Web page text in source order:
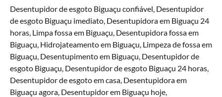
Desentupidor de esgoto Biguaçu confiável, Desentupidor
de esgoto Biguaçu imediato, Desentupidora em Biguaçu 24
horas, Limpa fossa em Biguaçu, Desentupidora fossa em
Biguaçu, Hidrojateamento em Biguaçu, Limpeza de fossa em
Biguaçu, Desentupimento em Biguaçu, Desentupidor de
esgoto Biguaçu, Desentupidor de esgoto Biguaçu 24 horas,
Desentupidor de esgoto em casa, Desentupidora em
Biguaçu agora, Desentupidor em Biguaçu hoje,